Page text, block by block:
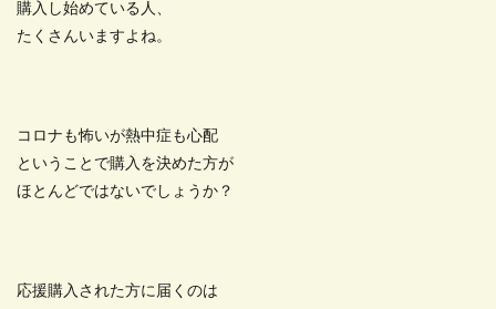
購入し始めている人、
たくさんいますよね。
コロナも怖いが熱中症も心配
ということで購入を決めた方が
ほとんどではないでしょうか？
応援購入された方に届くのは